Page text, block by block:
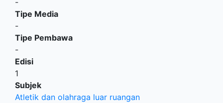
-
Tipe Media
-
Tipe Pembawa
-
Edisi
1
Subjek
Atletik dan olahraga luar ruangan